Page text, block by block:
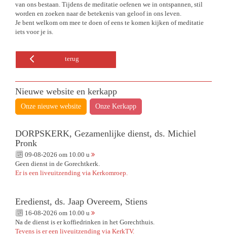
van ons bestaan. Tijdens de meditatie oefenen we in ontspannen, stil
worden en zoeken naar de betekenis van geloof in ons leven.
Je bent welkom om mee te doen of eens te komen kijken of meditatie
iets voor je is.
terug
Nieuwe website en kerkapp
Onze nieuwe website Onze Kerkapp
DORPSKERK, Gezamenlijke dienst, ds. Michiel
Pronk
09-08-2026 om 10.00 u
Geen dienst in de Gorechtkerk.
Er is een liveuitzending via Kerkomroep.
Eredienst, ds. Jaap Overeem, Stiens
16-08-2026 om 10.00 u
Na de dienst is er koffiedrinken in het Gorechthuis.
Tevens is er een liveuitzending via KerkTV.